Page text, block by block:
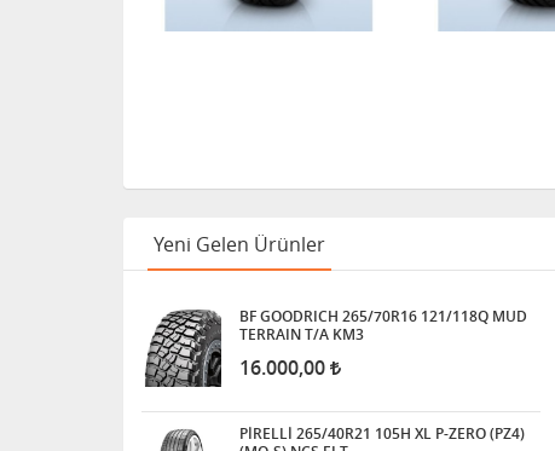
Yeni Gelen Ürünler
BF GOODRICH 265/70R16 121/118Q MUD
TERRAIN T/A KM3
16.000,00
PİRELLİ 265/40R21 105H XL P-ZERO (PZ4)